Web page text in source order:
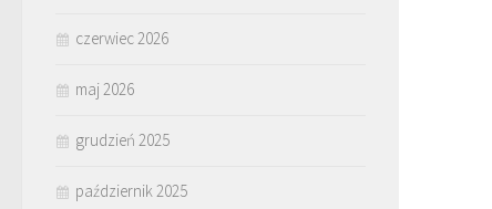
czerwiec 2026
maj 2026
grudzień 2025
październik 2025